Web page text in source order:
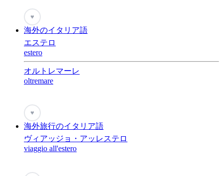
♥
海外のイタリア語
エステロ
estero
オルトレマーレ
oltremare
♥
海外旅行のイタリア語
ヴィアッジョ・アッレステロ
viaggio all'estero